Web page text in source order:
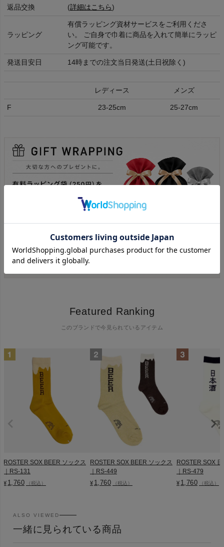
返品交換 (詳細はこちら)
ラッピング
有償ラッピング資材サービスをご利用くださ
い。 ご自身で巾着に商品を入れて簡単にラッピ
ング可能です。
発送目安日 14時までの注文当日発送(土日祝除く)
レディース メンズ
F 23-25cm 25-27cm
Featured Ranking
このブランドで今見られているアイテム
ROSTER SOX BEER ソックス
｜RS-131
¥ 1,760 （税込）
ROSTER SOX BEER ソックス
｜RS-449
¥ 1,760 （税込）
ROSTER SOX
｜RS-479
¥ 1,760 （税込）
ALSO VIEWED
一緒に見られている商品